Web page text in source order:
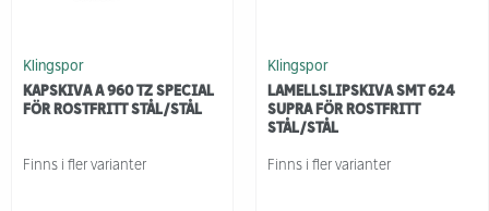
Klingspor
KAPSKIVA A 960 TZ SPECIAL
FÖR ROSTFRITT STÅL/STÅL
Finns i fler varianter
Klingspor
LAMELLSLIPSKIVA SMT 624
SUPRA FÖR ROSTFRITT
STÅL/STÅL
Finns i fler varianter